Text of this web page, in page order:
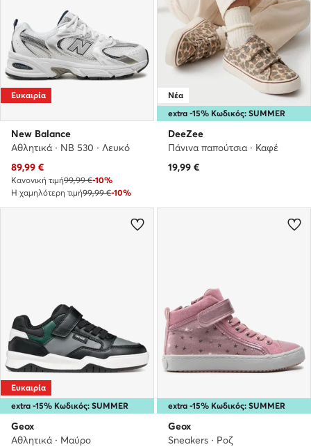
Ευκαιρία
New Balance
Αθλητικά · NB 530 · Λευκό
Τρέχουσα τιμή
89,99 €
Κανονική τιμή99,99 €-10%
Η χαμηλότερη τιμή99,99 €-10%
extra -15% Κωδικός: SUMMER
Νέα
DeeZee
Πάνινα παπούτσια · Καφέ
19,99 €
extra -15% Κωδικός: SUMMER
Ευκαιρία
Geox
Αθλητικά · Μαύρο
extra -15% Κωδικός: SUMMER
Geox
Sneakers · Ροζ